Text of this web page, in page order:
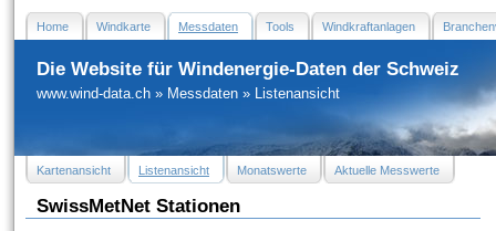
Home Windkarte Messdaten Tools Windkraftanlagen
Die Website für Windenergie-Daten der Schweiz
www.wind-data.ch » Messdaten » Listenansicht
Kartenansicht Listenansicht Monatswerte Aktuelle Messwerte
SwissMetNet Stationen